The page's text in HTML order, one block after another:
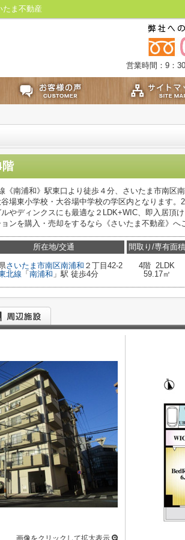
たま不動産
営業時間：9：
階
《南浦和》駅東口より徒歩４分、さいたま市南区
場東小学校・大谷場中学校の学区内となります
やディンクスにも最適な２LDK+WIC、即入居頂
ンを購入・売却をするなら《さいたま不動産》へ
所在地/交通
さいたま市南区南浦和 ２丁目42-2
北線 「 南浦和 」駅 徒歩4分
間取り/専有面積
4階 2LDK
59.17㎡
画像をクリックして拡大表示